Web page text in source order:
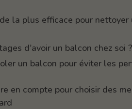
la plus efficace pour nettoyer
d'avoir un balcon chez soi
un balcon pour éviter les
en compte pour choisir des